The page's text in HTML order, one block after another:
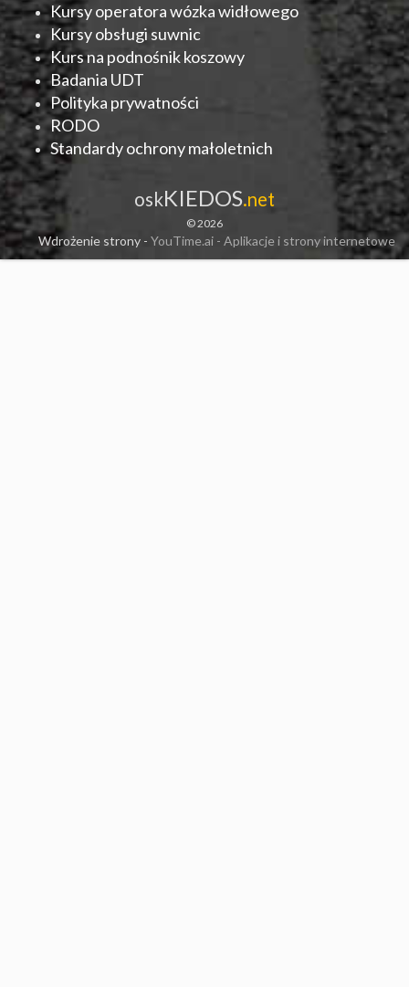
Kursy operatora wózka widłowego
Kursy obsługi suwnic
Kurs na podnośnik koszowy
Badania UDT
Polityka prywatności
RODO
Standardy ochrony małoletnich
oskKIEDOS.net
© 2026
Wdrożenie strony - YouTime.ai - Aplikacje i strony internetowe